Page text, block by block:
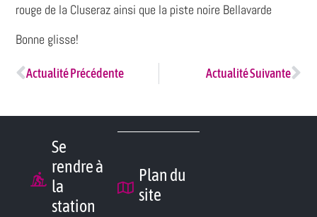
rouge de la Cluseraz ainsi que la piste noire Bellavarde
Bonne glisse!
Actualité Précédente Actualité Suivante
Se
rendre à
la
station
Plan du
site